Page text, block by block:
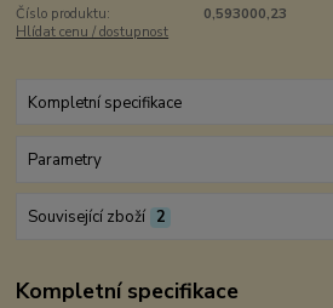
Číslo produktu:
0,593000,23
Hlídat cenu / dostupnost
Kompletní specifikace
Parametry
Související zboží 2
Kompletní specifikace